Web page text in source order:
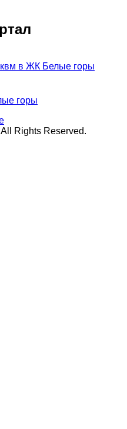
в ЖК Белые горы
горы
Rights Reserved.